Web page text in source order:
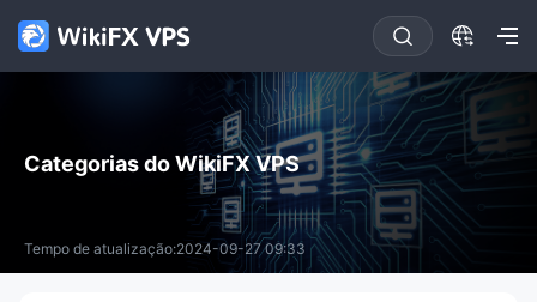
Categorias do WikiFX VPS
Tempo de atualização:2024-09-27 09:33